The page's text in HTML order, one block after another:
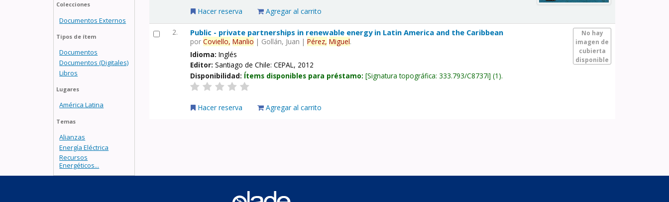
Colecciones
Documentos Externos
Tipos de ítem
Documentos
Documentos (Digitales)
Libros
Lugares
América Latina
Temas
Alianzas
Energía Eléctrica
Recursos
Energéticos...
Hacer reserva Agregar al carrito
2.
No hay
imagen de
cubierta
disponible
Public - private partnerships in renewable energy in Latin America and the Caribbean
porCoviello, Manlio | Gollán, Juan |Pérez, Miguel.
Idioma:Inglés
Editor:Santiago de Chile: CEPAL, 2012
Disponibilidad: Ítems disponibles para préstamo: Signatura topográfica:333.793/C8737i (1).
Hacer reserva Agregar al carrito